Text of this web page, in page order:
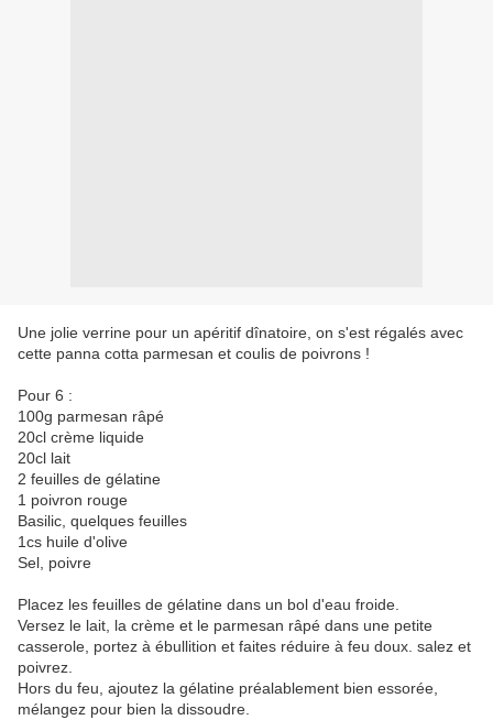
Une jolie verrine pour un apéritif dînatoire, on s'est régalés avec
cette panna cotta parmesan et coulis de poivrons !
Pour 6 :
100g parmesan râpé
20cl crème liquide
20cl lait
2 feuilles de gélatine
1 poivron rouge
Basilic, quelques feuilles
1cs huile d'olive
Sel, poivre
Placez les feuilles de gélatine dans un bol d'eau froide.
Versez le lait, la crème et le parmesan râpé dans une petite
casserole, portez à ébullition et faites réduire à feu doux. salez et
poivrez.
Hors du feu, ajoutez la gélatine préalablement bien essorée,
mélangez pour bien la dissoudre.